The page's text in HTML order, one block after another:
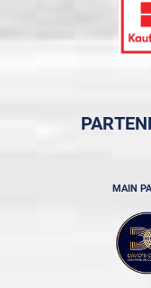
MAIN